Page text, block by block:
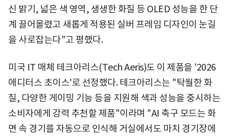
신 밝기, 넓은 색 영역, 생생한 화질 등 OLED 성능을 한 단
계 끌어올렸고 새롭게 적용된 실버 프레임 디자인이 눈길
을 사로잡는다"고 평했다.
미국 IT 매체 테크아리스(Tech Aeris)도 이 제품을 '2026
에디터스 초이스'로 선정했다. 테크아리스는 "탁월한 화
질, 다양한 게이밍 기능 등을 지원해 색과 성능을 중시하는
소비자에게 강력 추천할 제품"이라며 "AI 축구 모드는 화
면 속 경기를 자동으로 인식해 거실에서도 마치 경기장에